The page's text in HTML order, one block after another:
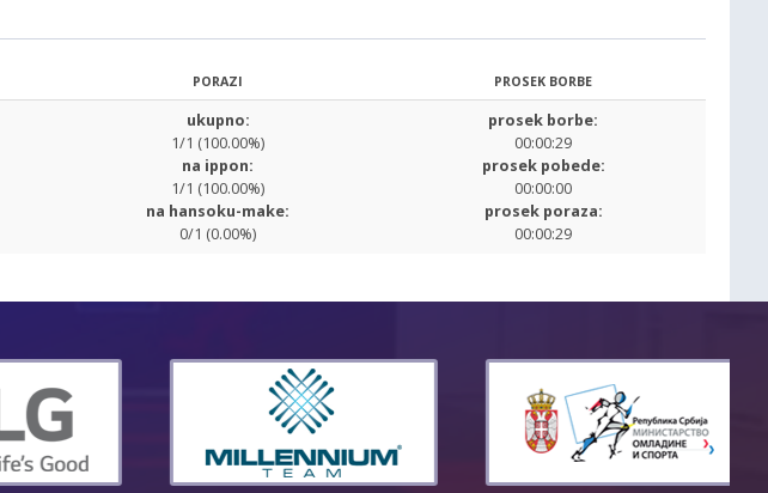
PORAZI PROSEK BORBE
ukupno:
1/1 (100.00%)
na ippon:
1/1 (100.00%)
na hansoku-make:
0/1 (0.00%)
prosek borbe:
00:00:29
prosek pobede:
00:00:00
prosek poraza:
00:00:29